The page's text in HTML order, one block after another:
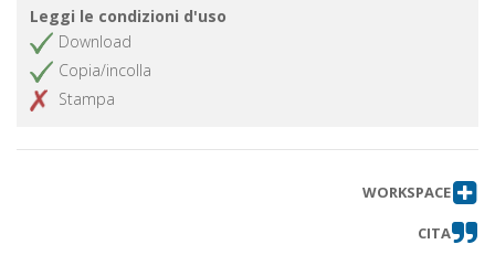
Leggi le condizioni d'uso
Download
Copia/incolla
Stampa
WORKSPACE
CITA